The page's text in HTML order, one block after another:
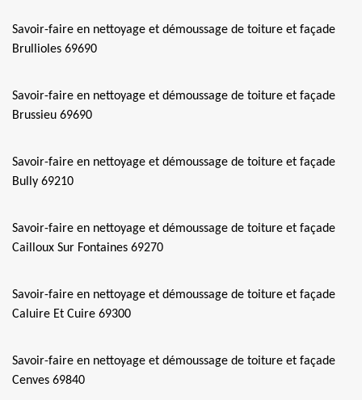
Savoir-faire en nettoyage et démoussage de toiture et façade
Brullioles 69690
Savoir-faire en nettoyage et démoussage de toiture et façade
Brussieu 69690
Savoir-faire en nettoyage et démoussage de toiture et façade
Bully 69210
Savoir-faire en nettoyage et démoussage de toiture et façade
Cailloux Sur Fontaines 69270
Savoir-faire en nettoyage et démoussage de toiture et façade
Caluire Et Cuire 69300
Savoir-faire en nettoyage et démoussage de toiture et façade
Cenves 69840